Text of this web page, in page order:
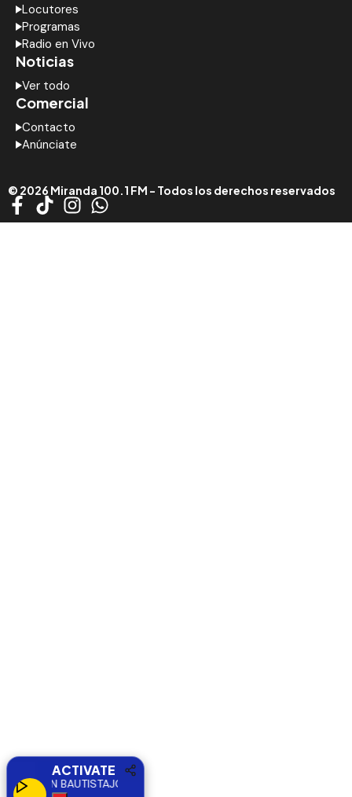
Locutores
Programas
Radio en Vivo
Noticias
Ver todo
Comercial
Contacto
Anúnciate
© 2026 Miranda 100.1 FM - Todos los derechos reservados
ACTIVATE
JOHAN BAUTISTAJOHAN BAUTISTA